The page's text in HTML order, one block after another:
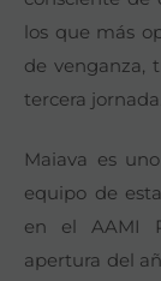
los que más
de venganza,
tercera jornada.
Maiava es
equipo de
en el AAMI
apertura del